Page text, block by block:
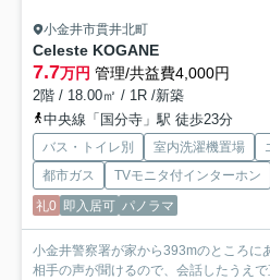
小金井市貫井北町
Celeste KOGANE
7.7万円 管理/共益費4,000円
2階 / 18.00㎡ / 1R /新築
中央線「国分寺」駅 徒歩23分
バス・トイレ別 室内洗濯機置場
都市ガス
TVモニタ付インターホン
礼0 即入居可 パノラマ
小金井警察署が家から393mのところに
相手の声が聞けるので、会話したうえで